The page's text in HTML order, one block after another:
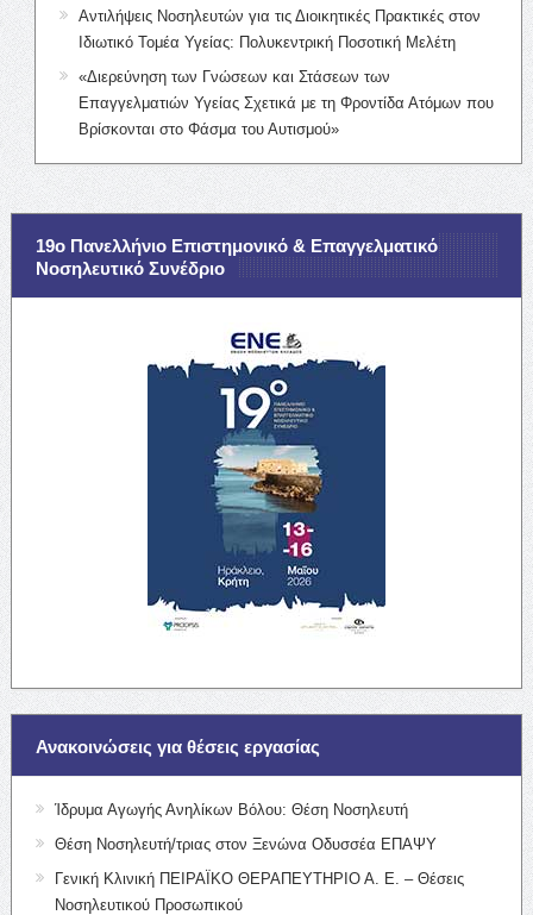
Αντιλήψεις Νοσηλευτών για τις Διοικητικές Πρακτικές στον
Ιδιωτικό Τομέα Υγείας: Πολυκεντρική Ποσοτική Μελέτη
«Διερεύνηση των Γνώσεων και Στάσεων των
Επαγγελματιών Υγείας Σχετικά με τη Φροντίδα Ατόμων που
Βρίσκονται στο Φάσμα του Αυτισμού»
19ο Πανελλήνιο Επιστημονικό & Επαγγελματικό
Νοσηλευτικό Συνέδριο
Ανακοινώσεις για θέσεις εργασίας
Ίδρυμα Αγωγής Ανηλίκων Βόλου: Θέση Νοσηλευτή
Θέση Νοσηλευτή/τριας στον Ξενώνα Οδυσσέα ΕΠΑΨΥ
Γενική Κλινική ΠΕΙΡΑΪΚΟ ΘΕΡΑΠΕΥΤΗΡΙΟ Α. Ε. – Θέσεις
Νοσηλευτικού Προσωπικού